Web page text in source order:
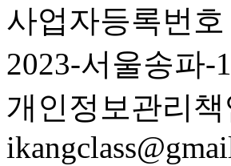
사업자등록번
2023-서울송파-
개인정보관리